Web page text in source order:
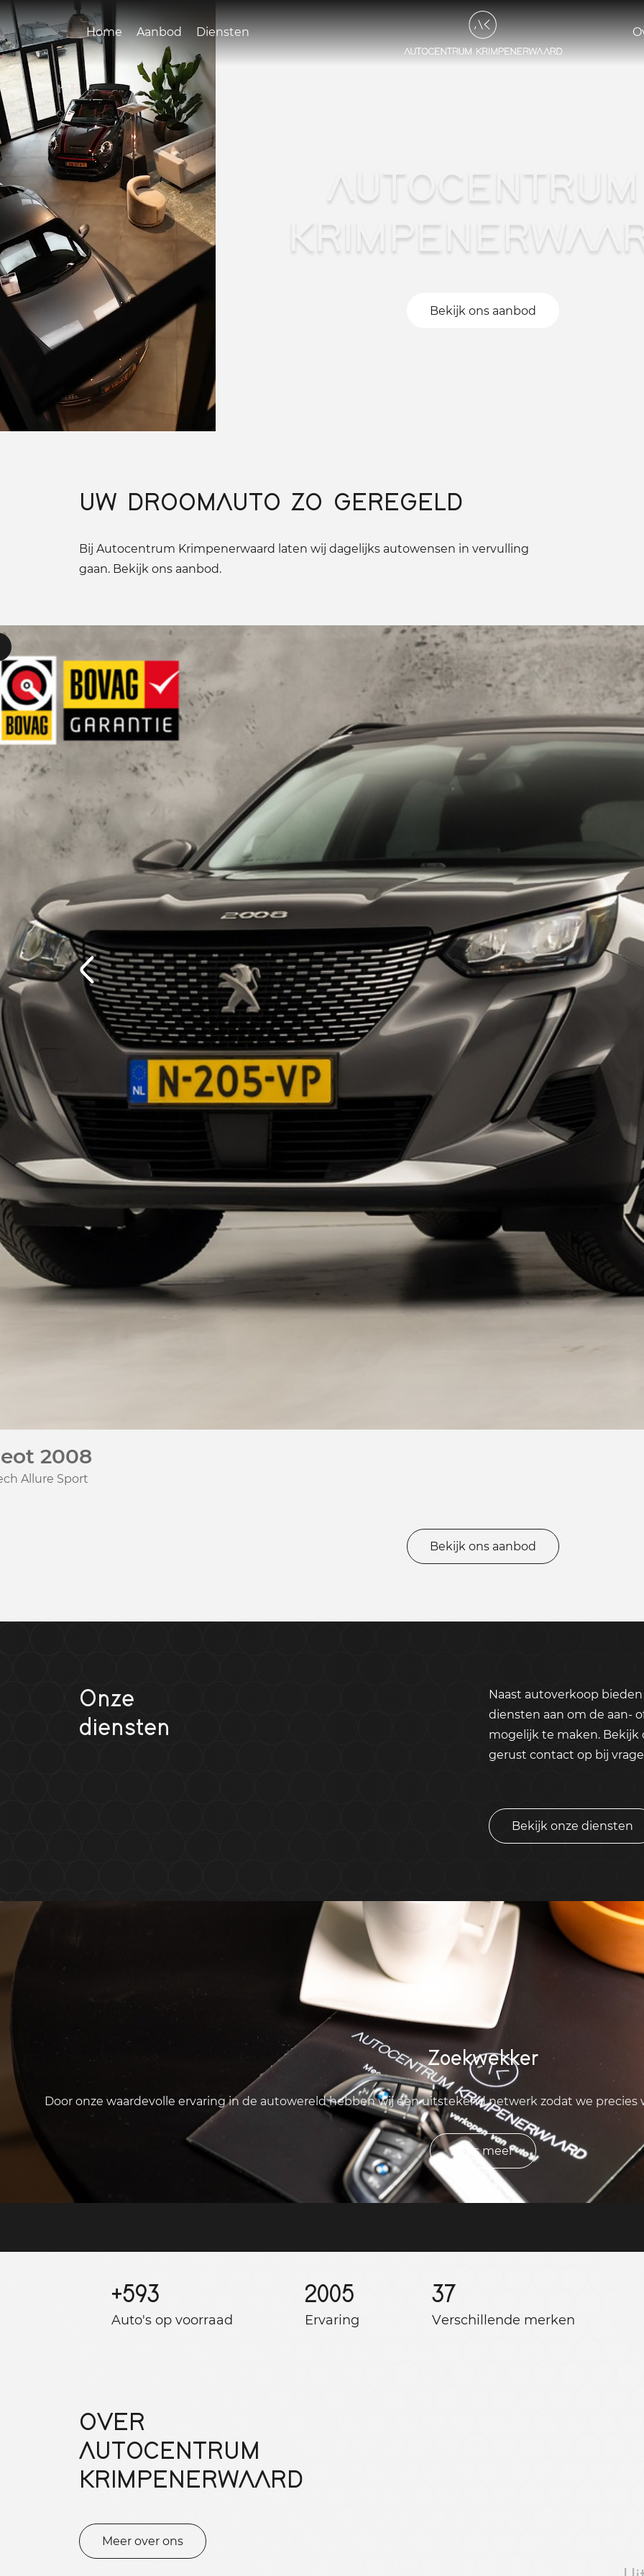
Home Aanbod Diensten
AUTOCENTRUM
Bekijk ons aanbod
UW DROOMAUTO ZO GEREGELD
Bij Autocentrum Krimpenerwaard laten wij dagelijks autowensen in vervulling
gaan. Bekijk ons aanbod.
2008
Allure Sport
Bekijk ons aanbod
Onze
diensten
Naast autoverkoop
diensten aan om de aan-
mogelijk te maken. Bekijk
gerust contact op bij
Bekijk onze diensten
Zoekwekker
Door onze waardevolle ervaring in de autowereld hebben wij een uitstekend netwerk zodat we
Lees meer
+593
Auto's op voorraad
2005
Ervaring
37
Verschillende merken
OVER
AUTOCENTRUM
KRIMPENERWAARD
Meer over ons